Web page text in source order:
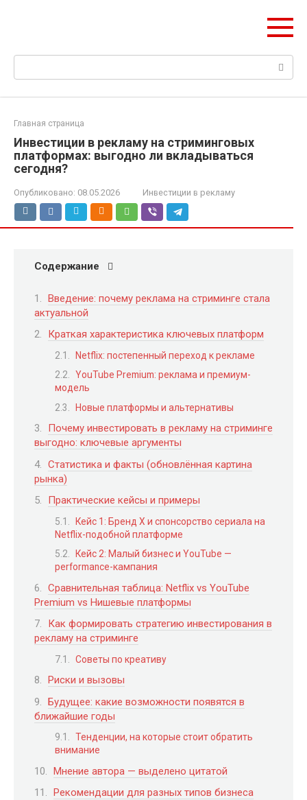
Поиск:
Главная страница
Инвестиции в рекламу на стриминговых
платформах: выгодно ли вкладываться
сегодня?
Опубликовано: 08.05.2026 Инвестиции в рекламу
Содержание
Введение: почему реклама на стриминге стала
актуальной
Краткая характеристика ключевых платформ
Netflix: постепенный переход к рекламе
YouTube Premium: реклама и премиум-
модель
Новые платформы и альтернативы
Почему инвестировать в рекламу на стриминге
выгодно: ключевые аргументы
Статистика и факты (обновлённая картина
рынка)
Практические кейсы и примеры
Кейс 1: Бренд X и спонсорство сериала на
Netflix-подобной платформе
Кейс 2: Малый бизнес и YouTube —
performance-кампания
Сравнительная таблица: Netflix vs YouTube
Premium vs Нишевые платформы
Как формировать стратегию инвестирования в
рекламу на стриминге
Советы по креативу
Риски и вызовы
Будущее: какие возможности появятся в
ближайшие годы
Тенденции, на которые стоит обратить
внимание
Мнение автора — выделено цитатой
Рекомендации для разных типов бизнеса